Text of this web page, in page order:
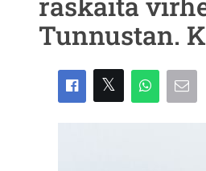
Tunnustan.